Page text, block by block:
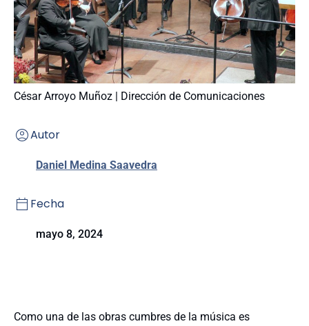
César Arroyo Muñoz | Dirección de Comunicaciones
Autor
Daniel Medina Saavedra
Fecha
mayo 8, 2024
Como una de las obras cumbres de la música es